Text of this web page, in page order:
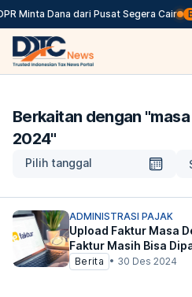
Minta Dana dari Pusat Segera Cair
Berkaitan dengan "
2024"
Pilih tanggal
ADMINISTRASI PAJAK
Upload Faktur Masa
Faktur Masih Bisa
Berita • 30 Des 2024